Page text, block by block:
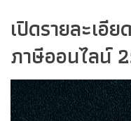
เปิดรายละเอี
ภาษีออนไลน์